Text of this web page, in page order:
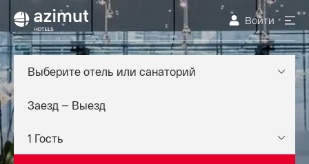
Войти
Выберите отель или санаторий